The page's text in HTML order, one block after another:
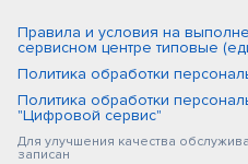
Правила и условия на
сервисном центре типовые
Политика обработки
Политика обработки
"Цифровой сервис"
Для улучшения качества
записан